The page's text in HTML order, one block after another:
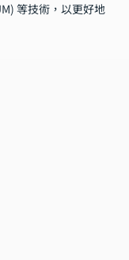
等技術，以更好地